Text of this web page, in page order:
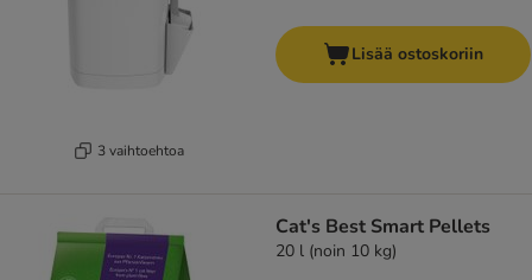
3 vaihtoehtoa
Lisää ostoskoriin
Cat's Best Smart Pellets
20 l (noin 10 kg)